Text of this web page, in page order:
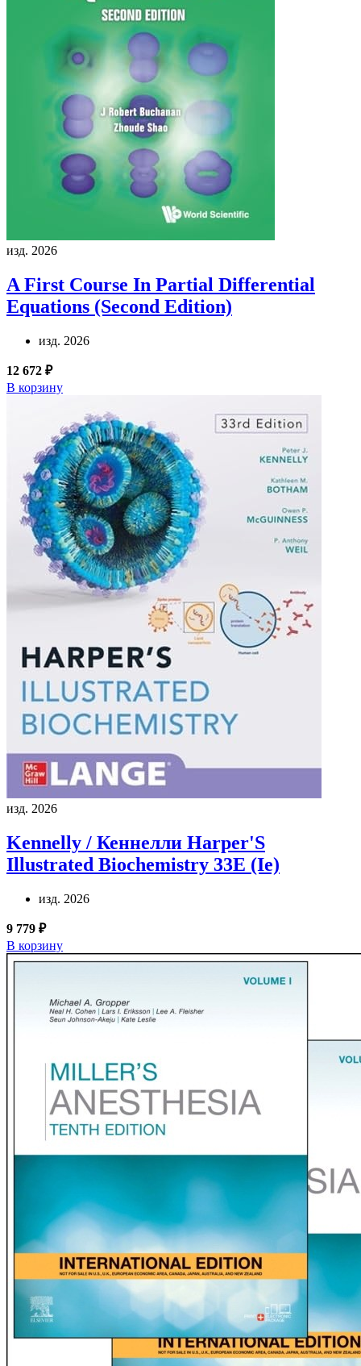
изд. 2026
A First Course In Partial Differential
Equations (Second Edition)
изд. 2026
12 672 ₽
В корзину
изд. 2026
Kennelly / Кеннелли Harper'S
Illustrated Biochemistry 33E (Ie)
изд. 2026
9 779 ₽
В корзину